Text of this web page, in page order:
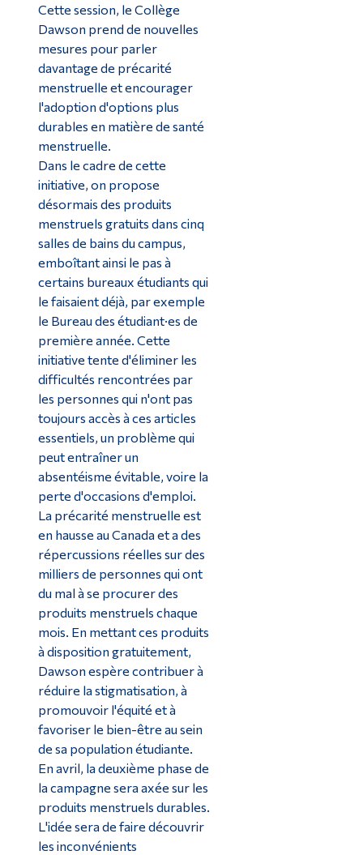
Cette session, le Collège
Dawson prend de nouvelles
mesures pour parler
davantage de précarité
menstruelle et encourager
l'adoption d'options plus
durables en matière de santé
menstruelle.
Dans le cadre de cette
initiative, on propose
désormais des produits
menstruels gratuits dans cinq
salles de bains du campus,
emboîtant ainsi le pas à
certains bureaux étudiants qui
le faisaient déjà, par exemple
le Bureau des étudiant·es de
première année. Cette
initiative tente d'éliminer les
difficultés rencontrées par
les personnes qui n'ont pas
toujours accès à ces articles
essentiels, un problème qui
peut entraîner un
absentéisme évitable, voire la
perte d'occasions d'emploi.
La précarité menstruelle est
en hausse au Canada et a des
répercussions réelles sur des
milliers de personnes qui ont
du mal à se procurer des
produits menstruels chaque
mois. En mettant ces produits
à disposition gratuitement,
Dawson espère contribuer à
réduire la stigmatisation, à
promouvoir l'équité et à
favoriser le bien-être au sein
de sa population étudiante.
En avril, la deuxième phase de
la campagne sera axée sur les
produits menstruels durables.
L'idée sera de faire découvrir
les inconvénients